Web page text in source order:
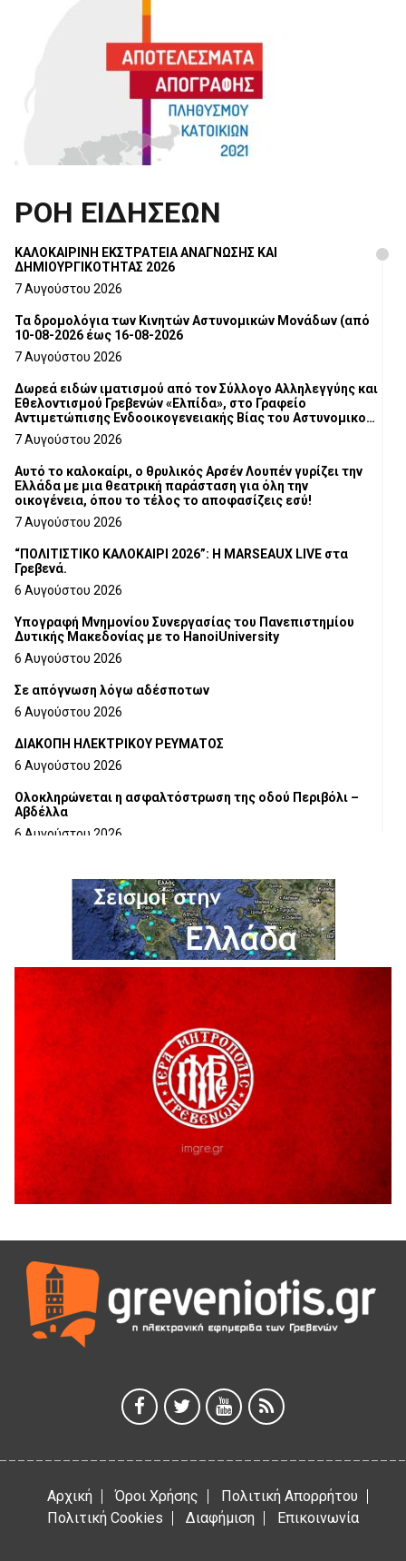
ΡΟΗ ΕΙΔΗΣΕΩΝ
ΚΑΛΟΚΑΙΡΙΝΗ ΕΚΣΤΡΑΤΕΙΑ ΑΝΑΓΝΩΣΗΣ ΚΑΙ
ΔΗΜΙΟΥΡΓΙΚΟΤΗΤΑΣ 2026
7 Αυγούστου 2026
Τα δρομολόγια των Κινητών Αστυνομικών Μονάδων (από
10-08-2026 έως 16-08-2026
7 Αυγούστου 2026
Δωρεά ειδών ιματισμού από τον Σύλλογο Αλληλεγγύης και
Εθελοντισμού Γρεβενών «Ελπίδα», στο Γραφείο
Αντιμετώπισης Ενδοοικογενειακής Βίας του Αστυνομικού
Τμήματος Γρεβενών
7 Αυγούστου 2026
Αυτό το καλοκαίρι, ο θρυλικός Αρσέν Λουπέν γυρίζει την
Ελλάδα με μια θεατρική παράσταση για όλη την
οικογένεια, όπου το τέλος το αποφασίζεις εσύ!
7 Αυγούστου 2026
“ΠΟΛΙΤΙΣΤΙΚΟ ΚΑΛΟΚΑΙΡΙ 2026”: Η MARSEAUX LIVE στα
Γρεβενά.
6 Αυγούστου 2026
Υπογραφή Μνημονίου Συνεργασίας του Πανεπιστημίου
Δυτικής Μακεδονίας με το HanoiUniversity
6 Αυγούστου 2026
Σε απόγνωση λόγω αδέσποτων
6 Αυγούστου 2026
ΔΙΑΚΟΠΗ ΗΛΕΚΤΡΙΚΟΥ ΡΕΥΜΑΤΟΣ
6 Αυγούστου 2026
Ολοκληρώνεται η ασφαλτόστρωση της οδού Περιβόλι –
Αβδέλλα
6 Αυγούστου 2026
5 Αυγούστου 2026
Ο ΑΝΔΡΕΑΣ ΑΣΛΑΝΙΔΗΣ ΣΥΝΕΧΙΖΕΙ ΣΤΟΝ ΠΡΩΤΕΑ
ΓΡΕΒΕΝΩΝ
5 Αυγούστου 2026
Ευχαριστήριο Εκπολιτιστικού Συλλόγου Ταξιάρχη προς κ.
Παρασχάκη Αθανάσιο
Διακοπή υδροδότησης του Α΄ κλάδου ύδρευσης
5 Αυγούστου 2026
Η Marseaux στα Γρεβενά για μια μοναδική συναυλία
Θερινό Σινεμά στο πλαίσιο του «Πολιτιστικού
Καλοκαιριού 2026» με την βραβευμένη ταινία «Μικρές
Ανάσες».
Γρεβενά: Συνελήφθη 18χρονος αλλοδαπός, για κλοπή
εξοπλισμού γυμναστηρίου
5 Αυγούστου 2026
ΑΗ ΛΑΟΣ | 5 Αυγούστου | Υπαίθριο Θέατρο “Καστράκι”,
Γρεβενά
5 Αυγούστου 2026
5 Αυγούστου 2026
Αρχική Όροι Χρήσης
Πολιτική Απορρήτου
Πολιτική Cookies
Διαφήμιση Επικοινωνία